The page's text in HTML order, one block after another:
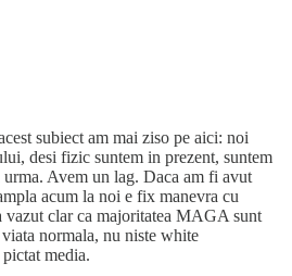
subiect am mai ziso pe aici: noi
desi fizic suntem in prezent, suntem
Avem un lag. Daca am fi avut
acum la noi e fix manevra cu
clar ca majoritatea MAGA sunt
normala, nu niste white
media.